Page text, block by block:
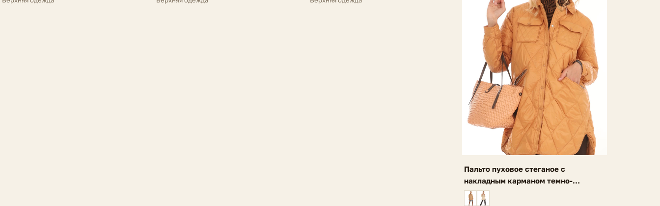
Пальто пуховое стеганое с
накладным карманом темно-
оранжевое Ria